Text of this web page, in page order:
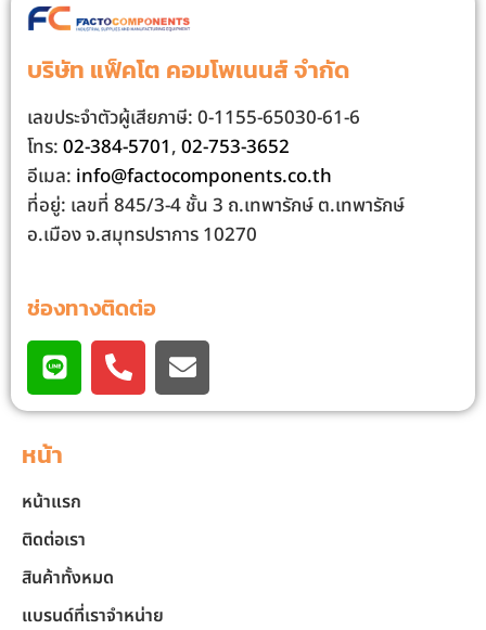
บริษัท แฟ็คโต คอมโพเนนส์ จํากัด
เลขประจําตัวผู้เสียภาษี: 0-1155-65030-61-6
โทร:02-384-5701,02-753-3652
อีเมล: info@factocomponents.co.th
ที่อยู่: เลขที่ 845/3-4 ชั้น 3 ถ.เทพารักษ์ ต.เทพารักษ์
อ.เมือง จ.สมุทรปราการ 10270
ช่องทางติดต่อ
หน้า
หน้าแรก
ติดต่อเรา
สินค้าทั้งหมด
แบรนด์ที่เราจำหน่าย